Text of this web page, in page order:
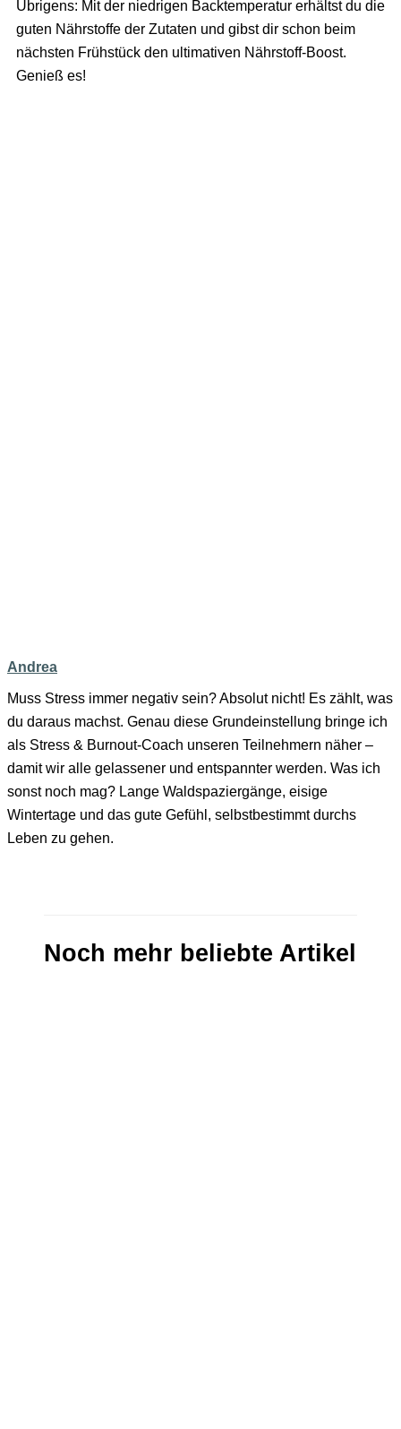
Übrigens: Mit der niedrigen Backtemperatur erhältst du die
guten Nährstoffe der Zutaten und gibst dir schon beim
nächsten Frühstück den ultimativen Nährstoff-Boost.
Genieß es!
Andrea
Muss Stress immer negativ sein? Absolut nicht! Es zählt, was
du daraus machst. Genau diese Grundeinstellung bringe ich
als Stress & Burnout-Coach unseren Teilnehmern näher –
damit wir alle gelassener und entspannter werden. Was ich
sonst noch mag? Lange Waldspaziergänge, eisige
Wintertage und das gute Gefühl, selbstbestimmt durchs
Leben zu gehen.
Noch mehr beliebte Artikel